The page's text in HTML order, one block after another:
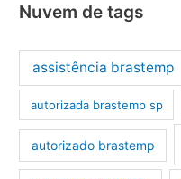
Nuvem de tags
assistência brastemp
autorizada brastemp sp
autorizado brastemp